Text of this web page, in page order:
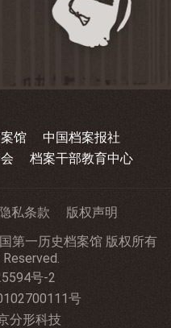
馆
中国档案报社
档案干部教育中心
隐私条款
版权声明
第一历史档案馆 版权所有
号-2
号
分形科技